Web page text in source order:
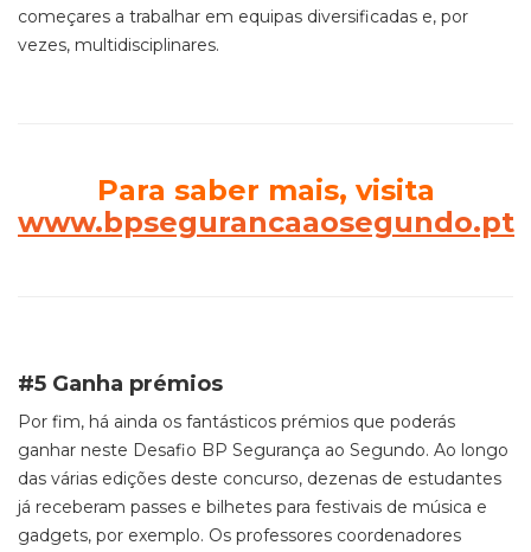
começares a trabalhar em equipas diversificadas e, por
vezes, multidisciplinares.
Para saber mais, visita
www.bpsegurancaaosegundo.pt
#5 Ganha prémios
Por fim, há ainda os fantásticos prémios que poderás
ganhar neste Desafio BP Segurança ao Segundo. Ao longo
das várias edições deste concurso, dezenas de estudantes
já receberam passes e bilhetes para festivais de música e
gadgets, por exemplo. Os professores coordenadores